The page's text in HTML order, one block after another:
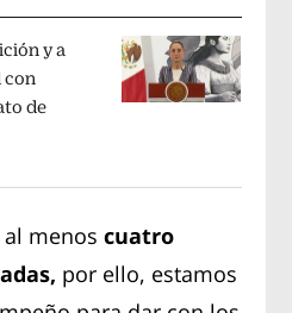
y a
con
de
al menoscuatro
por ello, estamos